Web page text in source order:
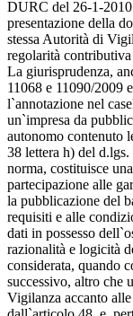
DURC del 26-1-2010
presentazione della
stessa Autorità di
regolarità
La giurisprudenza,
11068 e 11090/2009
l`annotazione nel
un`impresa da
autonomo contenuto
38 lettera h) del
norma, costituisce
partecipazione alle
la pubblicazione del
requisiti e alle
dati in possesso
razionalità e logicità
considerata, quando
successivo, altro che
Vigilanza accanto